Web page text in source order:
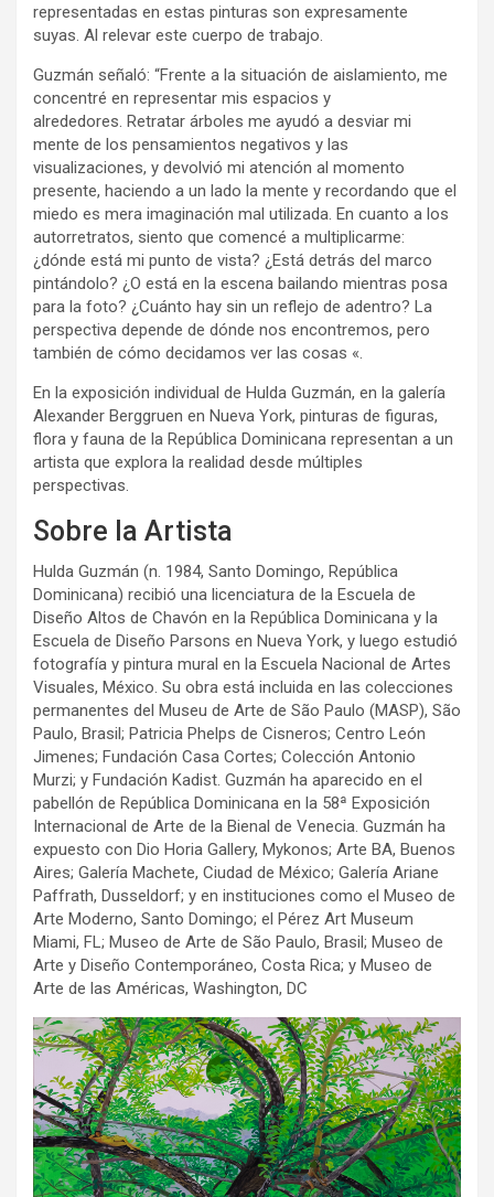
representadas en estas pinturas son expresamente
suyas. Al relevar este cuerpo de trabajo.
Guzmán señaló: “Frente a la situación de aislamiento, me
concentré en representar mis espacios y
alrededores. Retratar árboles me ayudó a desviar mi
mente de los pensamientos negativos y las
visualizaciones, y devolvió mi atención al momento
presente, haciendo a un lado la mente y recordando que el
miedo es mera imaginación mal utilizada. En cuanto a los
autorretratos, siento que comencé a multiplicarme:
¿dónde está mi punto de vista? ¿Está detrás del marco
pintándolo? ¿O está en la escena bailando mientras posa
para la foto? ¿Cuánto hay sin un reflejo de adentro? La
perspectiva depende de dónde nos encontremos, pero
también de cómo decidamos ver las cosas «.
En la exposición individual de Hulda Guzmán, en la galería
Alexander Berggruen en Nueva York, pinturas de figuras,
flora y fauna de la República Dominicana representan a un
artista que explora la realidad desde múltiples
perspectivas.
Sobre la Artista
Hulda Guzmán (n. 1984, Santo Domingo, República
Dominicana) recibió una licenciatura de la Escuela de
Diseño Altos de Chavón en la República Dominicana y la
Escuela de Diseño Parsons en Nueva York, y luego estudió
fotografía y pintura mural en la Escuela Nacional de Artes
Visuales, México. Su obra está incluida en las colecciones
permanentes del Museu de Arte de São Paulo (MASP), São
Paulo, Brasil; Patricia Phelps de Cisneros; Centro León
Jimenes; Fundación Casa Cortes; Colección Antonio
Murzi; y Fundación Kadist. Guzmán ha aparecido en el
pabellón de República Dominicana en la 58ª Exposición
Internacional de Arte de la Bienal de Venecia. Guzmán ha
expuesto con Dio Horia Gallery, Mykonos; Arte BA, Buenos
Aires; Galería Machete, Ciudad de México; Galería Ariane
Paffrath, Dusseldorf; y en instituciones como el Museo de
Arte Moderno, Santo Domingo; el Pérez Art Museum
Miami, FL; Museo de Arte de São Paulo, Brasil; Museo de
Arte y Diseño Contemporáneo, Costa Rica; y Museo de
Arte de las Américas, Washington, DC